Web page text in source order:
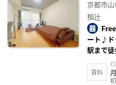
京都市
椥辻
ート♪ド
駅まで
賃料